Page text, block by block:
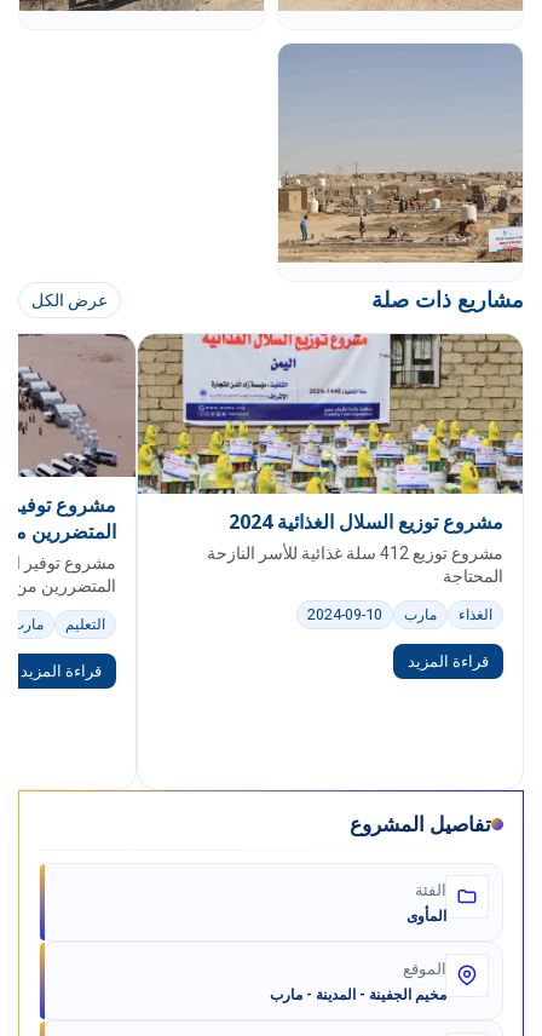
مشاريع ذات صلة عرض الكل
مشروع توزيع السلال الغذائية 2024
مشروع توزيع 412 سلة غذائية للأسر النازحة
المحتاجة
الغذاء مارب 2024-09-10
قراءة المزيد
مشروع توفير
المتضررين من
مشروع توفير
المتضررين من
السميا)
التعليم مارب
قراءة المزيد
تفاصيل المشروع
الفئة
المأوى
الموقع
مخيم الجفينة - المدينة - مارب